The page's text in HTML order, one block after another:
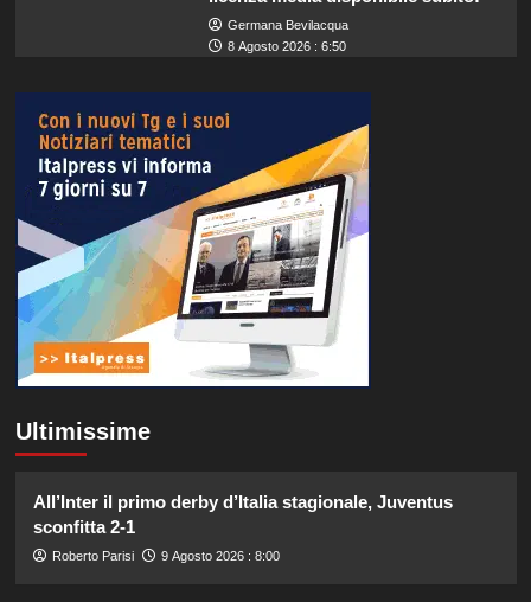
Germana Bevilacqua
8 Agosto 2026 : 6:50
Ultimissime
All’Inter il primo derby d’Italia stagionale, Juventus
sconfitta 2-1
Roberto Parisi 9 Agosto 2026 : 8:00